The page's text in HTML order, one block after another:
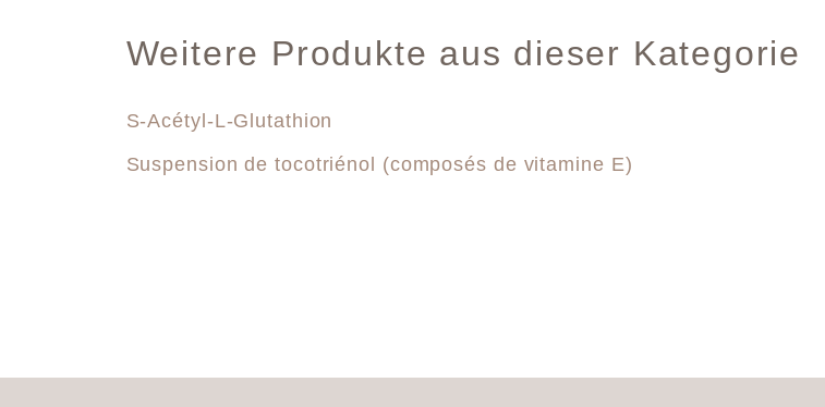
Weitere Produkte aus dieser Kategorie
S-Acétyl-L-Glutathion
Suspension de tocotriénol (composés de vitamine E)